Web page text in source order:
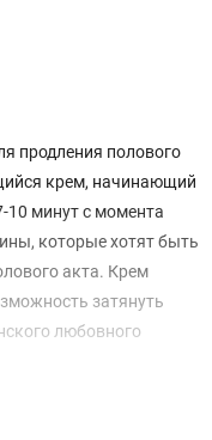
продления полового
крем, начинающий
10 минут с момента
которые хотят быть
акта. Крем
затянуть
любовного
из резины и